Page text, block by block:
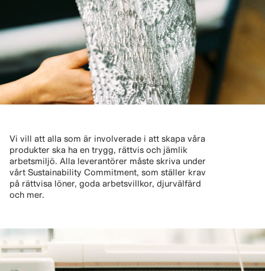
Vi vill att alla som är involverade i att skapa våra
produkter ska ha en trygg, rättvis och jämlik
arbetsmiljö. Alla leverantörer måste skriva under
vårt Sustainability Commitment, som ställer krav
på rättvisa löner, goda arbetsvillkor, djurvälfärd
och mer.